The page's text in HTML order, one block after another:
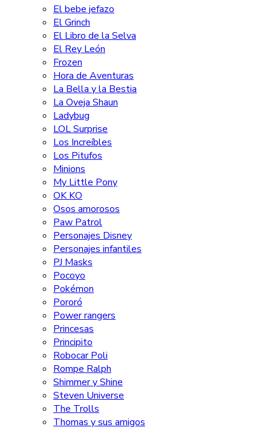
El bebe jefazo
El Grinch
El Libro de la Selva
El Rey León
Frozen
Hora de Aventuras
La Bella y la Bestia
La Oveja Shaun
Ladybug
LOL Surprise
Los Increíbles
Los Pitufos
Minions
My Little Pony
OK KO
Osos amorosos
Paw Patrol
Personajes Disney
Personajes infantiles
PJ Masks
Pocoyo
Pokémon
Pororó
Power rangers
Princesas
Principito
Robocar Poli
Rompe Ralph
Shimmer y Shine
Steven Universe
The Trolls
Thomas y sus amigos